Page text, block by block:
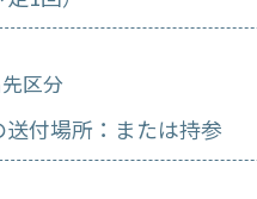
区分
送付場所：または持参